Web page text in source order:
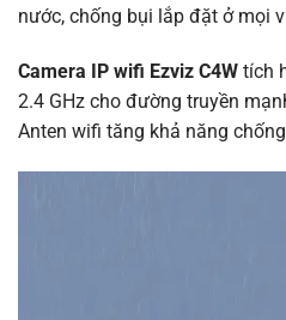
nước, chống bụi lắp đặt ở mọi
Camera IP wifi Ezviz C4W tích
2.4 GHz cho đường truyền
Anten wifi tăng khả năng